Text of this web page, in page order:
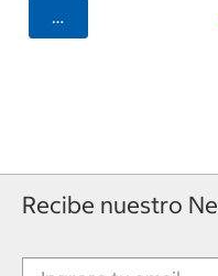
Seleccionar Código
Recibe nuestro